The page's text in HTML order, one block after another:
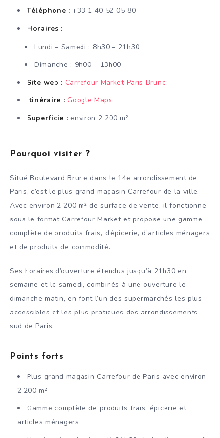
Téléphone : +33 1 40 52 05 80
Horaires :
Lundi – Samedi : 8h30 – 21h30
Dimanche : 9h00 – 13h00
Site web : Carrefour Market Paris Brune
Itinéraire : Google Maps
Superficie : environ 2 200 m²
Pourquoi visiter ?
Situé Boulevard Brune dans le 14e arrondissement de
Paris, c’est le plus grand magasin Carrefour de la ville.
Avec environ 2 200 m² de surface de vente, il fonctionne
sous le format Carrefour Market et propose une gamme
complète de produits frais, d’épicerie, d’articles ménagers
et de produits de commodité.
Ses horaires d’ouverture étendus jusqu’à 21h30 en
semaine et le samedi, combinés à une ouverture le
dimanche matin, en font l’un des supermarchés les plus
accessibles et les plus pratiques des arrondissements
sud de Paris.
Points forts
Plus grand magasin Carrefour de Paris avec environ
2 200 m²
Gamme complète de produits frais, épicerie et
articles ménagers